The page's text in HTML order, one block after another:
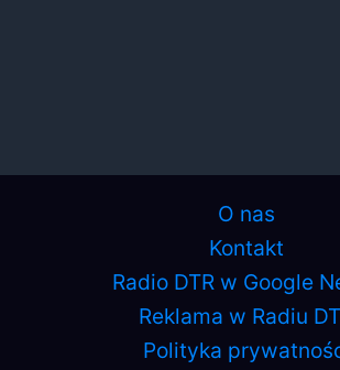
O nas
Kontakt
Radio DTR w Google
Reklama w Radiu
Polityka